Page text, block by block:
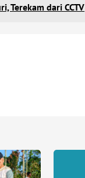
Terekam dari CCTV